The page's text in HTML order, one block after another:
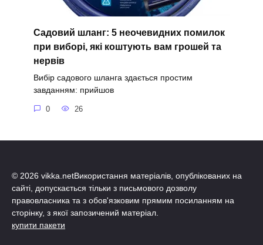
Садовий шланг: 5 неочевидних помилок
при виборі, які коштують вам грошей та
нервів
Вибір садового шланга здається простим
завданням: прийшов
0 26
© 2026 vikka.netВикористання матеріалів, опублікованих на
сайті, допускається тільки з письмового дозволу
правовласника та з обов'язковим прямим посиланням на
сторінку, з якої запозичений матеріал.
купити пакети